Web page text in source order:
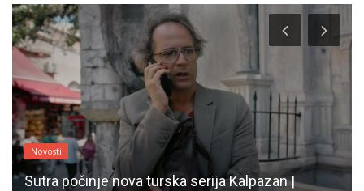
Novosti
Sutra počinje nova turska serija Kalpazan |